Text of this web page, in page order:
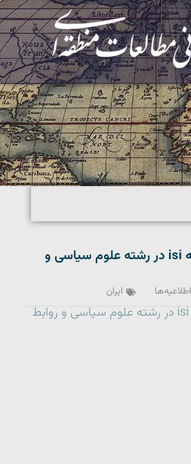
نگارش و چاپ مقاله isi در رشته علوم سیاسی و
اطلاعیه‌ها ایران
نگارش و چاپ مقاله isi در رشته علوم سیاسی و روابط